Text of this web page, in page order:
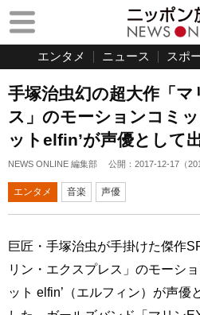
エンタメ ニュース スポ
手塚治虫幻の超大作「
ス」のモーションコミ
ットelfin’が声優として
NEWS ONLINE 編集部 公開： 2017-12-17 （
エンタメ 音楽 声優
巨匠・手塚治虫が手掛けた傑作
リン・エクスプレス」のモーシ
ット elfin’（エルフィン）が声優